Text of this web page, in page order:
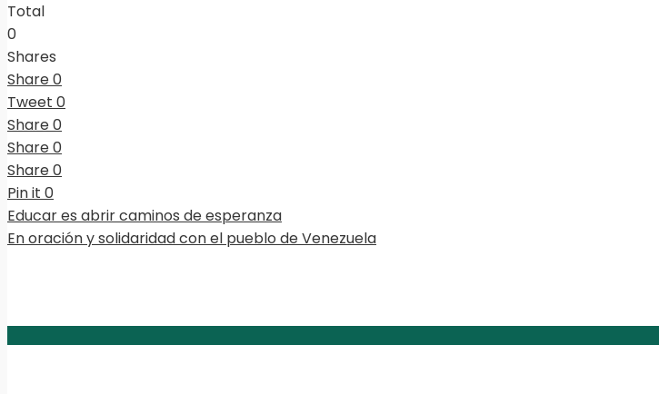
Total
0
Shares
Share0
Tweet 0
Share0
Share0
Share0
Pin it 0
Educar es abrir caminos de esperanza
En oración y solidaridad con el pueblo de Venezuela